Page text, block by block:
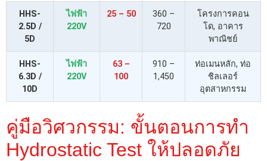
HHS-
2.5D /
5D
ไฟฟ้า
220V
25 – 50
360 –
720
โครงการคอน
โด, อาคาร
พาณิชย์
HHS-
6.3D /
10D
ไฟฟ้า
220V
63 –
100
910 –
1,450
ท่อเมนหลัก, ท่อ
ชิลเลอร์
อุตสาหกรรม
คู่มือวิศวกรรม: ขั้นตอนการทำ
Hydrostatic Test ให้ปลอดภัย